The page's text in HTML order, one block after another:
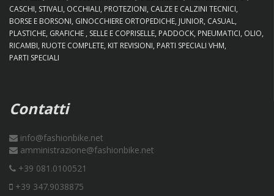
CASCHI STIVALI OCCHIALI PROTEZIONI CALZE E CALZINI TECNICI
BORSE E BORSONI GINOCCHIERE ORTOPEDICHE JUNIOR CASUAL
PLASTICHE GRAFICHE SELLE E COPRISELLE PADDOCK PNEUMATICI OLIO
RICAMBI RUOTE COMPLETE KIT REVISIONI PARTI SPECIALI VHM
PARTI SPECIALI
Contatti
info@fashionbike.net
amministrazione@fashionbike.net
+39 081.0100521
+39 347.9038875